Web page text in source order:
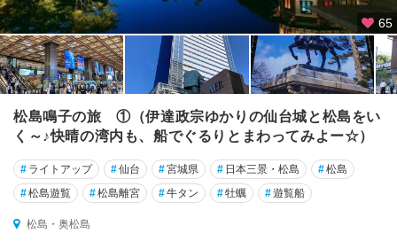
65
松島鳴子の旅 ①（伊達政宗ゆかりの仙台城と松島をい
く～♪快晴の湾内も、船でぐるりとまわってみよー☆）
# ライトアップ #仙台 #宮城県 # 日本三景・松島 #松島
#松島遊覧 #松島離宮 #牛タン #牡蠣 #遊覧船
松島・奥松島